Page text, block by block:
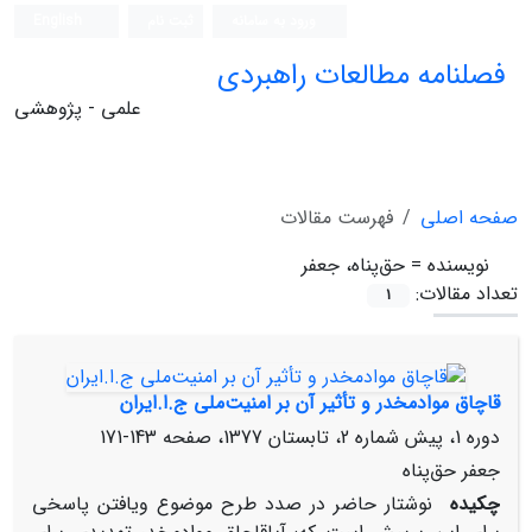
فصلنامه مطالعات راهبردی
علمی - پژوهشی
صفحه اصلی
فهرست مقالات
نویسنده = حق‌پناه‌، جعفر
تعداد مقالات:
1
قاچاق‌ موادمخدر و تأثیر آن‌ بر امنیت‌ملی‌ ج‌.ا.ایران‌
دوره 1، پیش شماره 2، تابستان 1377، صفحه
143-171
جعفر حق‌پناه‌
چکیده
نوشتار حاضر در صدد طرح‌ موضوع‌ ویافتن‌ پاسخی‌